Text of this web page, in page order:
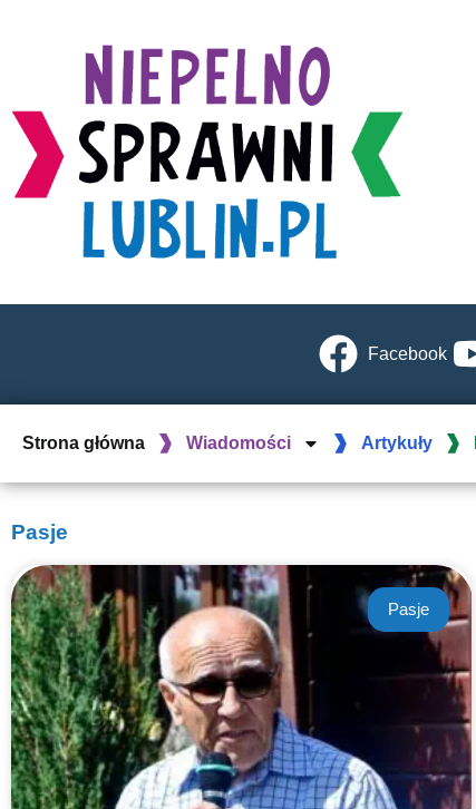
Facebook
Strona główna Wiadomości Artykuły
Pasje
Pasje